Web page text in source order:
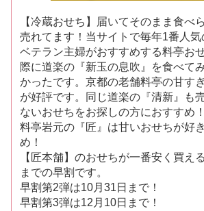
【冷蔵おせち】届いてそのまま食べ
売れてます！当サイトで毎年1番人気
ベテラン主婦がおすすめする料亭お
際に道楽の『新玉の息吹』を食べて
かったです。京都の老舗料亭の甘す
が好評です。同じ道楽の『清新』も
ないおせちをお探しの方におすすめ！
料亭岩元の『匠』は甘いおせちが好
め！
【匠本舗】のおせちが一番安く買え
までの早割です。
早割第2弾は10月31日まで！
早割第3弾は12月10日まで！